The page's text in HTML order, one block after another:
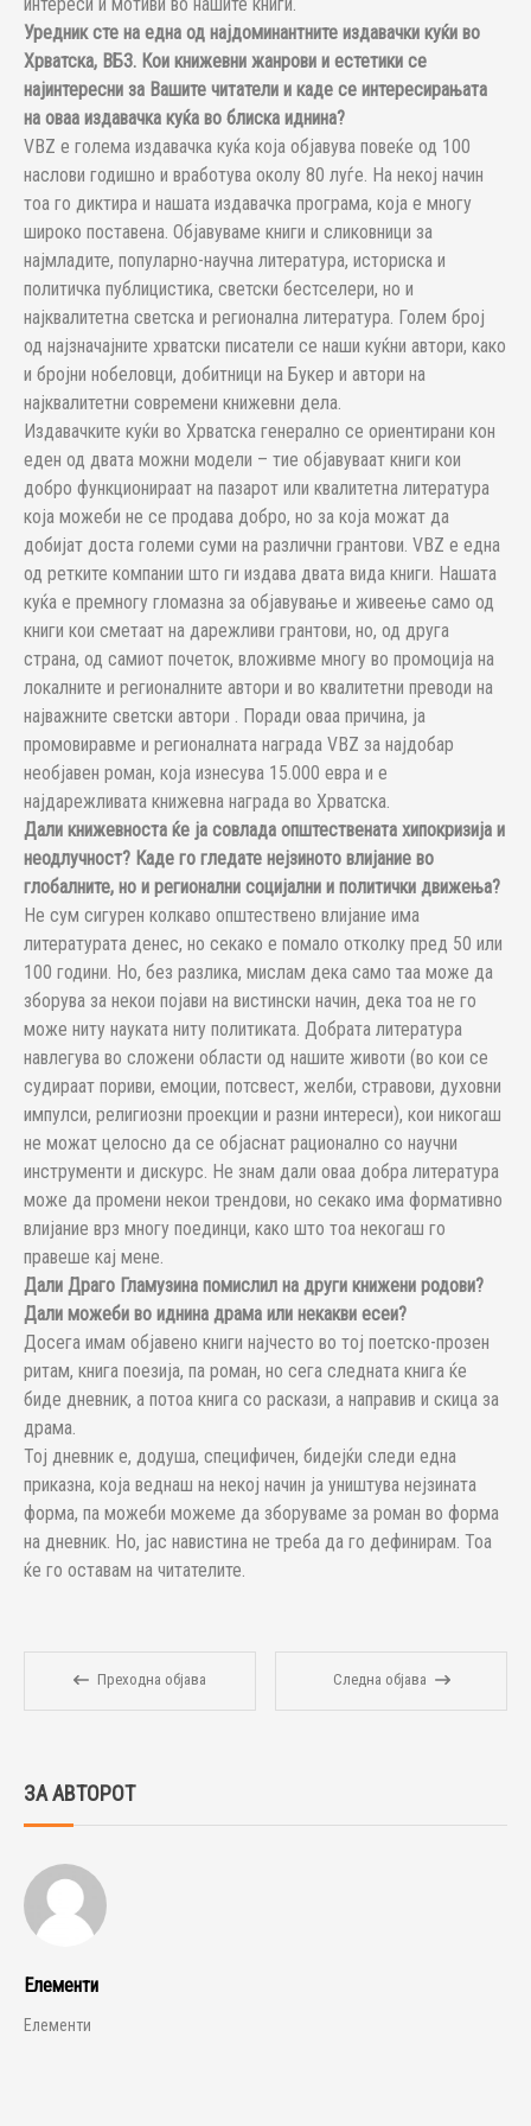
Уредник сте на една од најдоминантните издавачки куќи во
Хрватска, ВБЗ. Кои книжевни жанрови и естетики се
најинтересни за Вашите читатели и каде се интересирањата
на оваа издавачка куќа во блиска иднина?
VBZ е голема издавачка куќа која објавува повеќе од 100
наслови годишно и вработува околу 80 луѓе. На некој начин
тоа го диктира и нашата издавачка програма, која е многу
широко поставена. Објавуваме книги и сликовници за
најмладите, популарно-научна литература, историска и
политичка публицистика, светски бестселери, но и
најквалитетна светска и регионална литература. Голем број
од најзначајните хрватски писатели се наши куќни автори, како
и бројни нобеловци, добитници на Букер и автори на
најквалитетни современи книжевни дела.
Издавачките куќи во Хрватска генерално се ориентирани кон
еден од двата можни модели – тие објавуваат книги кои
добро функционираат на пазарот или квалитетна литература
која можеби не се продава добро, но за која можат да
добијат доста големи суми на различни грантови. VBZ е една
од ретките компании што ги издава двата вида книги. Нашата
куќа е премногу гломазна за објавување и живеење само од
книги кои сметаат на дарежливи грантови, но, од друга
страна, од самиот почеток, вложивме многу во промоција на
локалните и регионалните автори и во квалитетни преводи на
најважните светски автори . Поради оваа причина, ја
промовиравме и регионалната награда VBZ за најдобар
необјавен роман, која изнесува 15.000 евра и е
најдарежливата книжевна награда во Хрватска.
Дали книжевноста ќе ја совлада општествената хипокризија и
неодлучност? Каде го гледате нејзиното влијание во
глобалните, но и регионални социјални и политички движења?
Не сум сигурен колкаво општествено влијание има
литературата денес, но секако е помало отколку пред 50 или
100 години. Но, без разлика, мислам дека само таа може да
зборува за некои појави на вистински начин, дека тоа не го
може ниту науката ниту политиката. Добрата литература
навлегува во сложени области од нашите животи (во кои се
судираат пориви, емоции, потсвест, желби, стравови, духовни
импулси, религиозни проекции и разни интереси), кои никогаш
не можат целосно да се објаснат рационално со научни
инструменти и дискурс. Не знам дали оваа добра литература
може да промени некои трендови, но секако има формативно
влијание врз многу поединци, како што тоа некогаш го
правеше кај мене.
Дали Драго Гламузина помислил на други книжени родови?
Дали можеби во иднина драма или некакви есеи?
Досега имам објавено книги најчесто во тој поетско-прозен
ритам, книга поезија, па роман, но сега следната книга ќе
биде дневник, а потоа книга со раскази, а направив и скица за
драма.
Тој дневник е, додуша, специфичен, бидејќи следи една
приказна, која веднаш на некој начин ја уништува нејзината
форма, па можеби можеме да зборуваме за роман во форма
на дневник. Но, јас навистина не треба да го дефинирам. Тоа
ќе го оставам на читателите.
Преходна објава Следна објава
ЗА АВТОРОТ
Елементи
Елементи